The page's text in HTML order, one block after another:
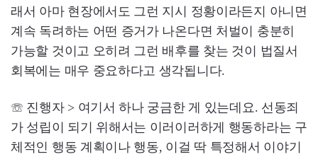
래서 아마 현장에서도 그런 지시 정황이라든지 아니면
계속 독려하는 어떤 증거가 나온다면 처벌이 충분히
가능할 것이고 오히려 그런 배후를 찾는 것이 법질서
회복에는 매우 중요하다고 생각됩니다.
☏ 진행자 > 여기서 하나 궁금한 게 있는데요. 선동죄
가 성립이 되기 위해서는 이러이러하게 행동하라는 구
체적인 행동 계획이나 행동, 이걸 딱 특정해서 이야기